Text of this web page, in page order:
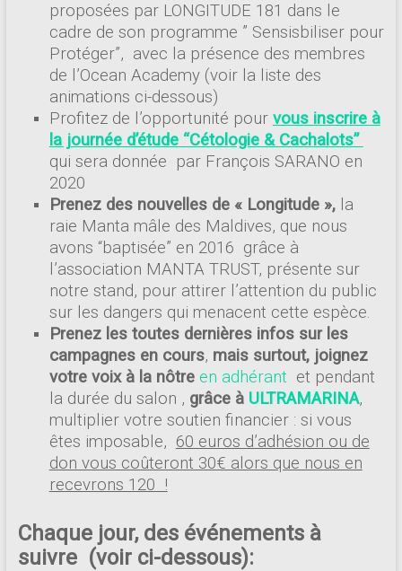
proposées par LONGITUDE 181 dans le
cadre de son programme ” Sensisbiliser pour
Protéger”, avec la présence des membres
de l’Ocean Academy (voir la liste des
animations ci-dessous)
Profitez de l’opportunité pour vous inscrire à
la journée d’étude “Cétologie & Cachalots”
qui sera donnée par François SARANO en
2020
Prenez des nouvelles de « Longitude »,la
raie Manta mâle des Maldives, que nous
avons “baptisée” en 2016 grâce à
l’association MANTA TRUST, présente sur
notre stand, pour attirer l’attention du public
sur les dangers qui menacent cette espèce.
Prenez les toutes dernières infos sur les
campagnes en cours, mais surtout, joignez
votre voix à la nôtre en adhérantet pendant
la durée du salon , grâce à ULTRAMARINA,
multiplier votre soutien financier : si vous
êtes imposable, 60 euros d’adhésion ou de
don vous coûteront 30€ alors que nous en
recevrons 120 !
Chaque jour, des événements à
suivre (voir ci-dessous):